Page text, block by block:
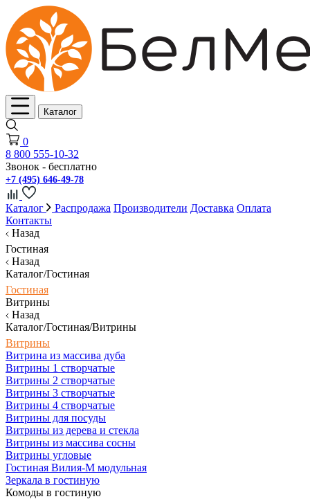
Каталог
0
8 800 555-10-32
Звонок - бесплатно
+7 (495) 646-49-78
Каталог Распродажа Производители Доставка Оплата
Контакты
Назад
Гостиная
Назад
Каталог/Гостиная
Гостиная
Витрины
Назад
Каталог/Гостиная/Витрины
Витрины
Витрина из массива дуба
Витрины 1 створчатые
Витрины 2 створчатые
Витрины 3 створчатые
Витрины 4 створчатые
Витрины для посуды
Витрины из дерева и стекла
Витрины из массива сосны
Витрины угловые
Гостиная Вилия-М модульная
Зеркала в гостиную
Комоды в гостиную